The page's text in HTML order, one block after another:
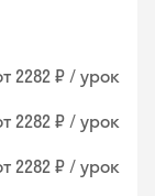
2282 ₽ / урок
2282 ₽ / урок
2282 ₽ / урок